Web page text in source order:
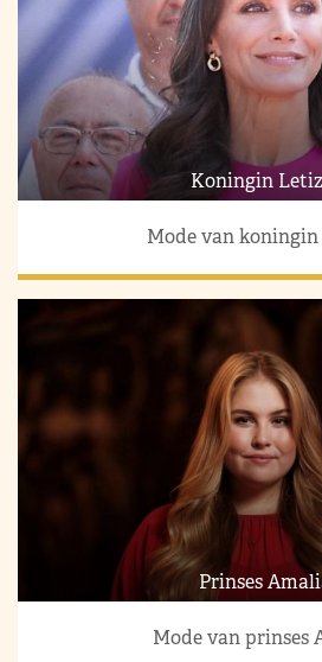
Koningin
Mode van
Prinses
Mode van prinses